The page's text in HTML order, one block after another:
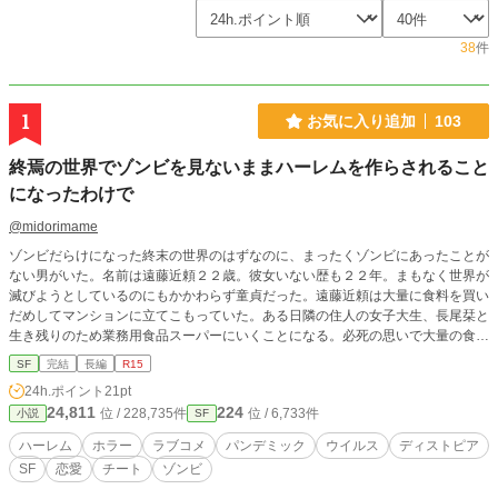
38件
1 お気に入り追加 103
終焉の世界でゾンビを見ないままハーレムを作らされること
になったわけで
@midorimame
ゾンビだらけになった終末の世界のはずなのに、まったくゾンビにあったことが
ない男がいた。名前は遠藤近頼２２歳。彼女いない歴も２２年。まもなく世界が
滅びようとしているのにもかかわらず童貞だった。遠藤近頼は大量に食料を買い
だめしてマンションに立てこもっていた。ある日隣の住人の女子大生、長尾栞と
生き残りのため業務用食品スーパーにいくことになる。必死の思いで大量の食品
を入手するが床には血が！終焉の世界だというのにまったくゾンビに会わない男
の意外な結末とは？彼と彼をとりまく女たちのホラーファンタジーラブコメ。ア
ルファポリス版
SF 完結 長編 R15
24h.ポイント 21pt
小説 24,811 位 / 228,735件 SF 224 位 / 6,733件
ハーレム ホラー ラブコメ パンデミック ウイルス
ディストピア
SF
恋愛 チート ゾンビ